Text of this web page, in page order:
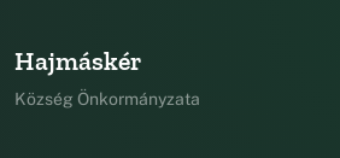
Hajmáskér
Község Önkormányzata